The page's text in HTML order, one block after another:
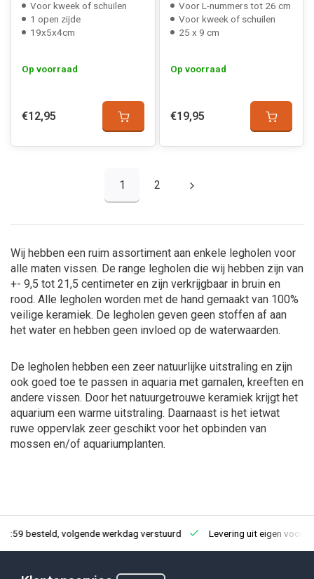
Voor kweek of schuilen
1 open zijde
19x5x4cm
Op voorraad
€12,95
Voor L-nummers tot 26 cm
Voor kweek of schuilen
25 x 9 cm
Op voorraad
€19,95
1 2
Wij hebben een ruim assortiment aan enkele legholen voor
alle maten vissen. De range legholen die wij hebben zijn van
+- 9,5 tot 21,5 centimeter en zijn verkrijgbaar in bruin en
rood. Alle legholen worden met de hand gemaakt van 100%
veilige keramiek. De legholen geven geen stoffen af aan
het water en hebben geen invloed op de waterwaarden.
De legholen hebben een zeer natuurlijke uitstraling en zijn
ook goed toe te passen in aquaria met garnalen, kreeften en
andere vissen. Door het natuurgetrouwe keramiek krijgt het
aquarium een warme uitstraling. Daarnaast is het ietwat
ruwe oppervlak zeer geschikt voor het opbinden van
mossen en/of aquariumplanten.
besteld, volgende werkdag verstuurd Levering uit eigen